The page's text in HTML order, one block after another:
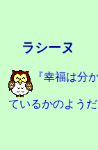
ラシーヌ
『幸福は分
ているかのようだ